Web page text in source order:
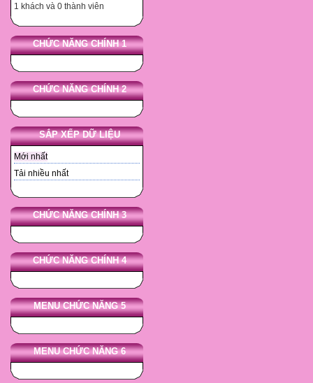
1 khách và 0 thành viên
CHỨC NĂNG CHÍNH 1
CHỨC NĂNG CHÍNH 2
SẮP XẾP DỮ LIỆU
Mới nhất
Tải nhiều nhất
CHỨC NĂNG CHÍNH 3
CHỨC NĂNG CHÍNH 4
MENU CHỨC NĂNG 5
MENU CHỨC NĂNG 6